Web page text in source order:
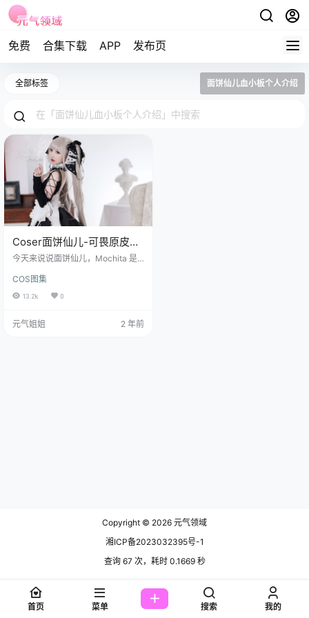
免费 合集下载 APP 发布页
全部标签 面饼仙儿血小板个人介绍
Coser面饼仙儿-可畏原皮
[26P-115.1M]
今天来说说面饼仙儿，Mochita 是
的小宝贝，来自咱们湖北哟，身高 1
56 厘米的她，那可是娇小可爱得很
但是个超厉害的 Coser ，还是微博
COS图集
13.2k 0
元气姐姐 2 年前
Copyright © 2026 元气领域
湘ICP备2023032395号-1
查询 67 次，耗时 0.1669 秒
首页 菜单 搜索 我的